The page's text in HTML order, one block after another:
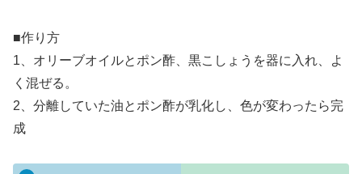
■作り方
1、オリーブオイルとポン酢、黒こしょうを器に入れ、よ
く混ぜる。
2、分離していた油とポン酢が乳化し、色が変わったら完
成